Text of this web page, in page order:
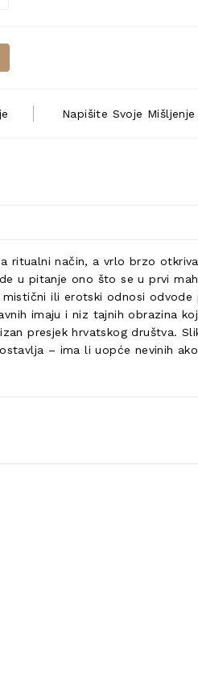
Napišite Svoje Mišljenje
ritualni način, a vrlo brzo
u pitanje ono što se u prvi
ili erotski odnosi odvode
imaju i niz tajnih obrazina
presjek hrvatskog društva.
– ima li uopće nevinih